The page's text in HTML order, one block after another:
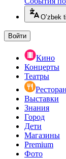
O’zbek
Войти
Кино
Концерты
Театры
Выставки
Знания
Город
Дети
Магазины
Premium
Фото